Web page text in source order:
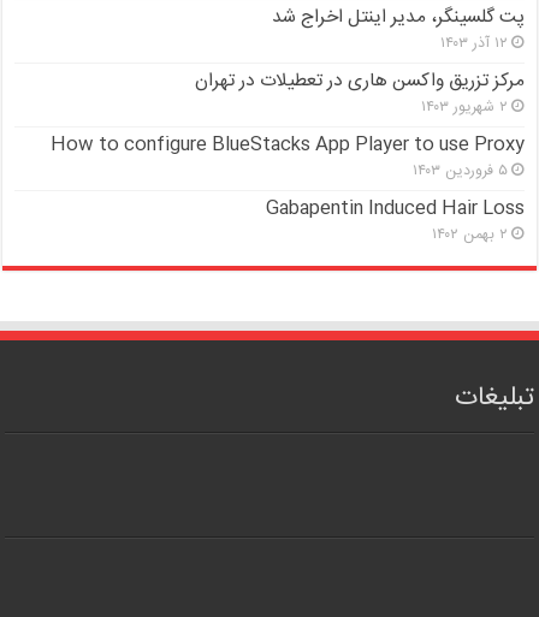
پت گلسینگر، مدیر اینتل اخراج شد
۱۲ آذر ۱۴۰۳
مرکز تزریق واکسن هاری در تعطیلات در تهران
۲ شهریور ۱۴۰۳
How to configure BlueStacks App Player to use Proxy
۵ فروردین ۱۴۰۳
Gabapentin Induced Hair Loss
۲ بهمن ۱۴۰۲
تبلیغات